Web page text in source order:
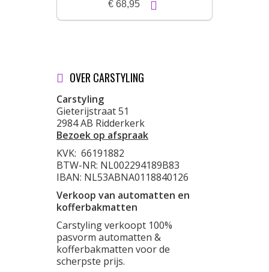
€ 68,95
OVER CARSTYLING
Carstyling
Gieterijstraat 51
2984 AB Ridderkerk
Bezoek op afspraak
KVK: 66191882
BTW-NR: NL002294189B83
IBAN: NL53ABNA0118840126
Verkoop van automatten en
kofferbakmatten
Carstyling verkoopt 100%
pasvorm automatten &
kofferbakmatten voor de
scherpste prijs.